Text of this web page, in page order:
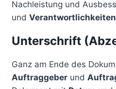
Nachleistung und
und Verantwortlichkeiten
Unterschrift
Ganz am Ende des
Auftraggeber und